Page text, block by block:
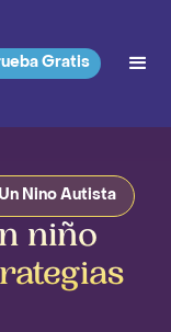
Gratis
Nino Autista
niño